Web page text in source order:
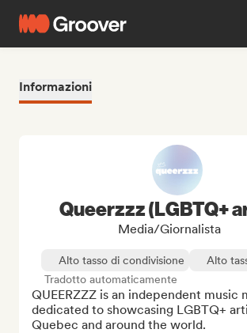
Informazioni
Queerzzz (LGBTQ+
Media/Giornalista
Alto tasso di condivisione
Alto
Tradotto automaticamente
QUEERZZZ is an independent music
dedicated to showcasing LGBTQ+
Quebec and around the world.